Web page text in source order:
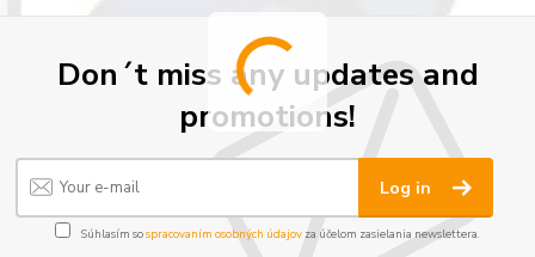
Don´t miss any updates and
promotions!
Log in
Súhlasím sospracovaním osobných údajov za účelom zasielania newslettera.